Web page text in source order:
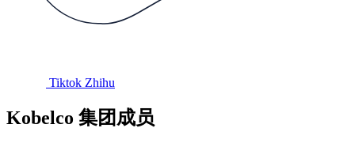
Tiktok Zhihu
Kobelco 集团成员